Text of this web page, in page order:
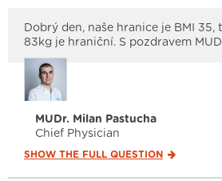
Dobrý den, naše hranice je BMI 35,
83kg je hraniční. S pozdravem
MUDr. Milan Pastucha
Chief Physician
SHOW THE FULL QUESTION